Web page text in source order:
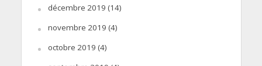
décembre 2019 (14)
novembre 2019 (4)
octobre 2019 (4)